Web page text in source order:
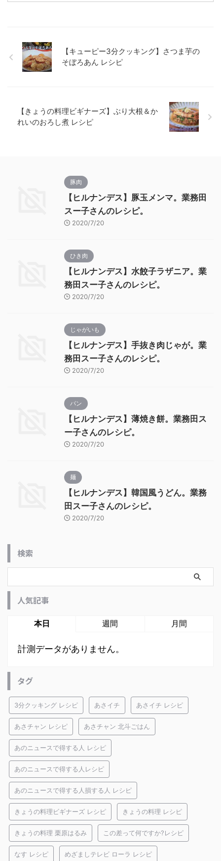
【キューピー3分クッキング】さつま芋の
そぼろあん レシピ
【きょうの料理ビギナーズ】ぶり大根＆か
れいのおろし煮 レシピ
豚肉
【ヒルナンデス】豚玉メンマ。業務田
スー子さんのレシピ。
2020/7/20
ひき肉
【ヒルナンデス】水餃子ラザニア。業
務田スー子さんのレシピ。
2020/7/20
じゃがいも
【ヒルナンデス】手抜き肉じゃが。業
務田スー子さんのレシピ。
2020/7/20
パン
【ヒルナンデス】薄焼き餅。業務田ス
ー子さんのレシピ。
2020/7/20
麺
【ヒルナンデス】韓国風うどん。業務
田スー子さんのレシピ。
2020/7/20
検索
人気記事
本日 週間 月間
計測データがありません。
タグ
3分クッキング レシピ あさイチ あさイチ レシピ
あさチャン レシピ あさチャン 北斗ごはん
あのニュースで得する人 レシピ
あのニュースで得する人レシピ
あのニュースで得する人損する人 レシピ
きょうの料理ビギナーズ レシピ きょうの料理 レシピ
きょうの料理 栗原はるみ この差って何ですか?レシピ
なす レシピ めざましテレビ ローラ レシピ